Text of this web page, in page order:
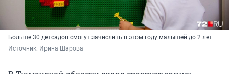
Больше 30 детсадов смогут зачислить в этом году малышей до 2 лет
Источник: Ирина Шарова